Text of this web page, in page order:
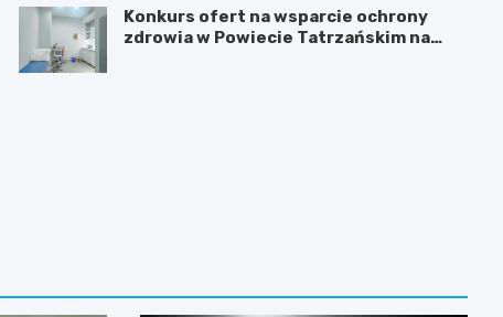
Konkurs ofert na wsparcie ochrony
zdrowia w Powiecie Tatrzańskim na